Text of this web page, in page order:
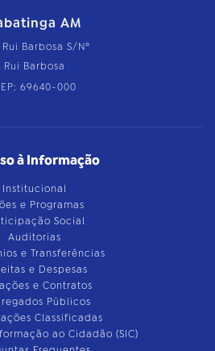
AM
Rui Barbosa S/Nº
Rui Barbosa
69640-000
à Informação
Institucional
e Programas
Social
Auditorias
e Transferências
e Despesas
e Contratos
Públicos
Classificadas
ao Cidadão (SIC)